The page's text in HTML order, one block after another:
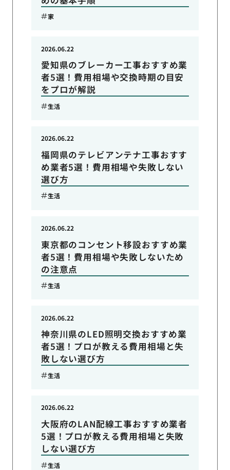
家
愛知県のブレーカー工事おすすめ業
者5選！費用相場や交換時期の目安
をプロが解説
2026.06.22
生活
福岡県のテレビアンテナ工事おすす
め業者5選！費用相場や失敗しない
選び方
2026.06.22
生活
東京都のコンセント移設おすすめ業
者5選！費用相場や失敗しないため
の注意点
2026.06.22
生活
神奈川県のLED照明交換おすすめ業
者5選！プロが教える費用相場と失
敗しない選び方
2026.06.22
生活
大阪府のLAN配線工事おすすめ業者
5選！プロが教える費用相場と失敗
しない選び方
2026.06.22
生活